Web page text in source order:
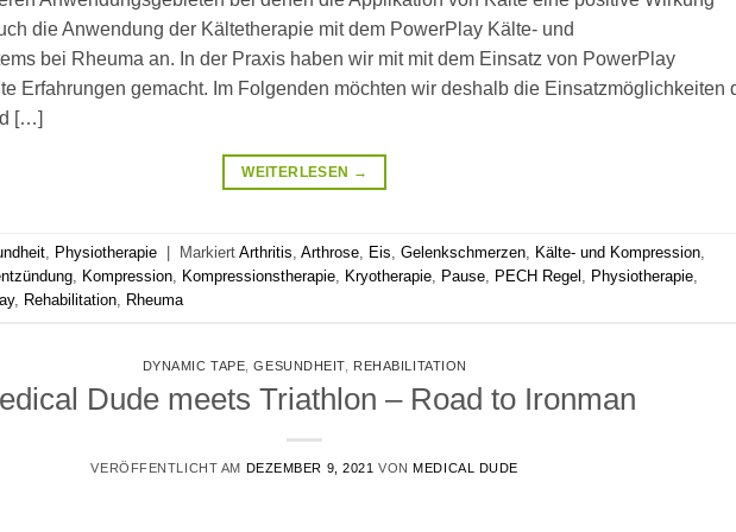
die Anwendung der Kältetherapie mit dem PowerPlay Kälte- und
bei Rheuma an. In der Praxis haben wir mit mit dem Einsatz von PowerPlay
Erfahrungen gemacht. Im Folgenden möchten wir deshalb die Einsatzmöglichkeiten
[…]
WEITERLESEN →
, Physiotherapie Markiert Arthritis, Arthrose, Eis, Gelenkschmerzen, Kälte- und Kompression,
, Kompression, Kompressionstherapie, Kryotherapie, Pause, PECH Regel , Physiotherapie,
, Rehabilitation, Rheuma
DYNAMIC TAPE ,GESUNDHEIT REHABILITATION
Dude meets Triathlon – Road to Ironman
VERÖFFENTLICHT AM DEZEMBER 9, 2021 VONMEDICAL DUDE